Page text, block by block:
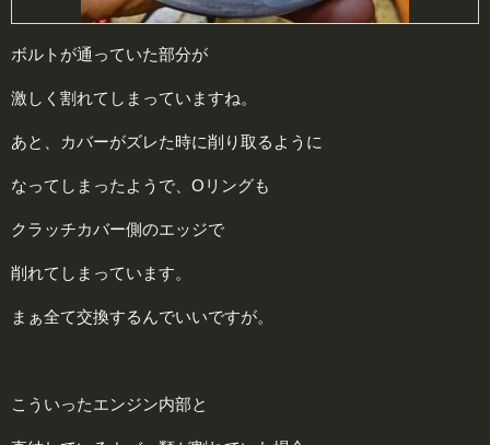
ボルトが通っていた部分が
激しく割れてしまっていますね。
あと、カバーがズレた時に削り取るように
なってしまったようで、Oリングも
クラッチカバー側のエッジで
削れてしまっています。
まぁ全て交換するんでいいですが。
こういったエンジン内部と